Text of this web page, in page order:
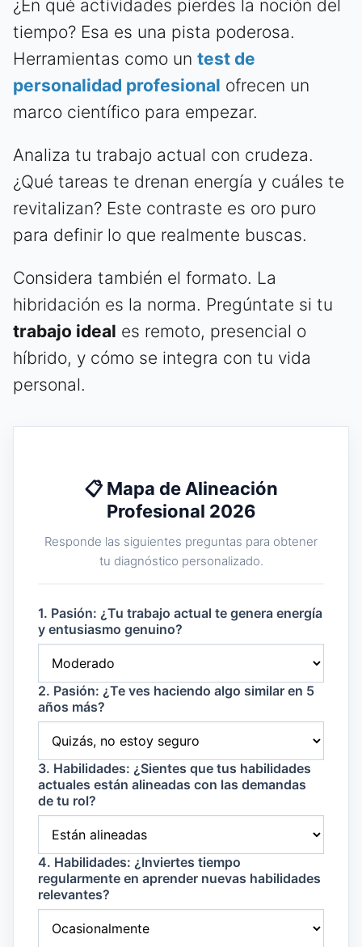
¿En qué actividades pierdes la noción del
tiempo? Esa es una pista poderosa.
Herramientas como un test de
personalidad profesional ofrecen un
marco científico para empezar.
Analiza tu trabajo actual con crudeza.
¿Qué tareas te drenan energía y cuáles te
revitalizan? Este contraste es oro puro
para definir lo que realmente buscas.
Considera también el formato. La
hibridación es la norma. Pregúntate si tu
trabajo ideal es remoto, presencial o
híbrido, y cómo se integra con tu vida
personal.
📋 Mapa de Alineación
Profesional 2026
Responde las siguientes preguntas para obtener
tu diagnóstico personalizado.
1. Pasión: ¿Tu trabajo actual te genera energía
y entusiasmo genuino?
2. Pasión: ¿Te ves haciendo algo similar en 5
años más?
3. Habilidades: ¿Sientes que tus habilidades
actuales están alineadas con las demandas
de tu rol?
4. Habilidades: ¿Inviertes tiempo
regularmente en aprender nuevas habilidades
relevantes?